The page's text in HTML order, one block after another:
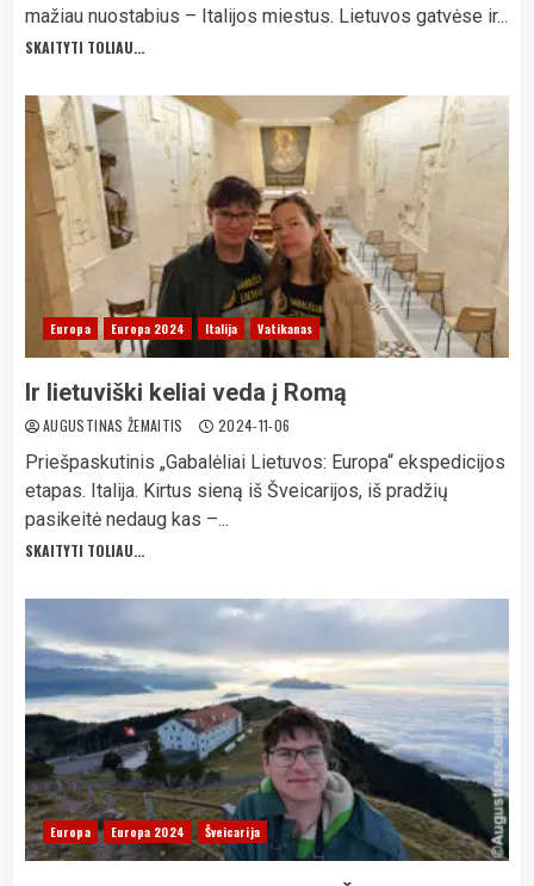
mažiau nuostabius – Italijos miestus. Lietuvos gatvėse ir...
SKAITYTI TOLIAU...
Europa Europa 2024 Italija Vatikanas
Ir lietuviški keliai veda į Romą
AUGUSTINAS ŽEMAITIS 2024-11-06
Priešpaskutinis „Gabalėliai Lietuvos: Europa“ ekspedicijos
etapas. Italija. Kirtus sieną iš Šveicarijos, iš pradžių
pasikeitė nedaug kas –...
SKAITYTI TOLIAU...
Europa Europa 2024 Šveicarija